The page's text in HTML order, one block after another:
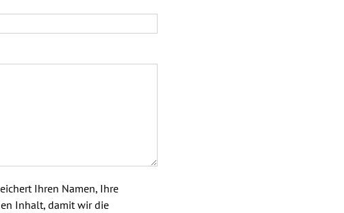
Ihren Namen, Ihre
Inhalt, damit wir die